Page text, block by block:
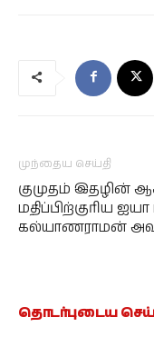
முந்தைய செய்தி
குமுதம் இதழின்
மதிப்பிற்குரிய ஐயா
கல்யாணராமன்
தொடர்புடைய